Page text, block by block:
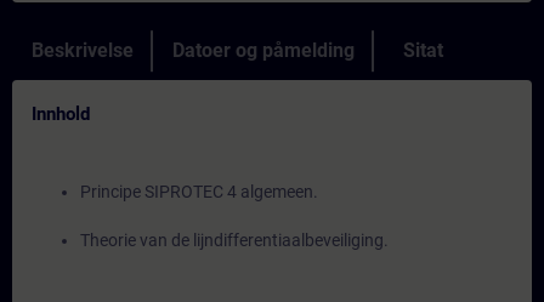
Beskrivelse Datoer og påmelding Sitat
Innhold
Principe SIPROTEC 4 algemeen.
Theorie van de lijndifferentiaalbeveiliging.